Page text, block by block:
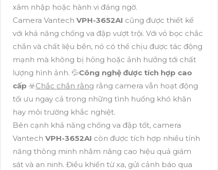
xâm nhập hoặc hành vi đáng ngờ.
Camera Vantech VPH-3652AI cũng được thiết kế
với khả năng chống va đập vượt trội. Với vỏ bọc chắc
chắn và chất liệu bền, nó có thể chịu được tác động
mạnh mà không bị hỏng hoặc ảnh hưởng tới chất
lượng hình ảnh. 💦Công nghệ được tích hợp cao
cấp ☣️Chắc chắn rằng rằng camera vẫn hoạt động
tối ưu ngay cả trong những tình huống khó khăn
hay môi trường khắc nghiệt.
Bên cạnh khả năng chống va đập tốt, camera
Vantech VPH-3652AI còn được tích hợp nhiều tính
năng thông minh nhằm nâng cao hiệu quả giám
sát và an ninh. Điều khiển từ xa, gửi cảnh báo qua